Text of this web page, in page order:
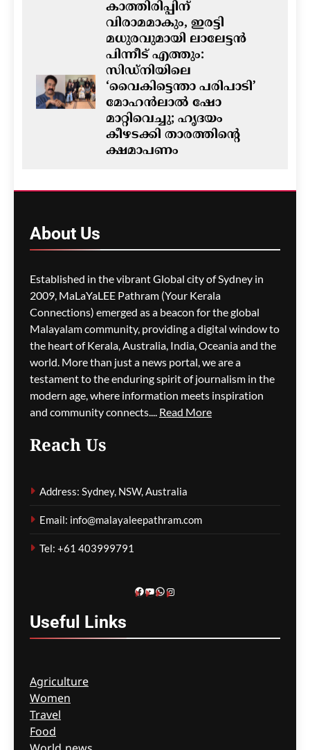
കാത്തിരിപ്പിന്
വിരാമമാകും, ഇരട്ടി
മധുരവുമായി ലാലേട്ടൻ
പിന്നീട് എത്തും:
സിഡ്നിയിലെ
‘വൈകിട്ടെന്താ പരിപാടി’
മോഹൻലാൽ ഷോ
മാറ്റിവെച്ചു; ഹൃദയം
കീഴടക്കി താരത്തിന്റെ
ക്ഷമാപണം
സർക്കാരിനെതിരെ
പ്രവാസികളിൽ ആശങ്ക
ഗീത ദാസ്‌ 3 hours ago
ജീവനക്കാരുടെ ക്ഷാമം –
സിഡ്നി
വിമാനത്താവളത്തിൽ
നൂറിലധികം സർവീസുകൾ
വൈകി
വയോധികർ മരിച്ച
സംഭവം; മെൽബൺ സെന്റ്
ഇൻക്വസ്റ്റിൽ ഹാജരായി
About Us
Established in the vibrant Global city of Sydney in
2009, MaLaYaLEE Pathram (Your Kerala
Connections) emerged as a beacon for the global
Malayalam community, providing a digital window to
the heart of Kerala, Australia, India, Oceania and the
world. More than just a news portal, we are a
testament to the enduring spirit of journalism in the
modern age, where information meets inspiration
and community connects.... Read More
Reach Us
Address: Sydney, NSW, Australia
Email: info@malayaleepathram.com
Tel: +61 403999791
Facebook
YouTube
WhatsApp
Instagram
Useful Links
Agriculture
Women
Travel
Food